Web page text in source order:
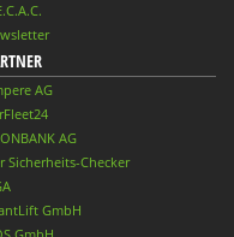
AG
AG
Sicherheits-Checker
GmbH